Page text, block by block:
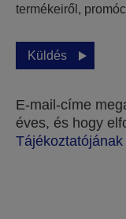
termékeiről,
Küldés
E-mail-címe
éves, és hogy
Tájékoztatójának